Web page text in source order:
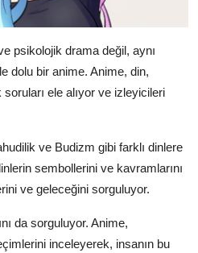
psikolojik drama değil, aynı
dolu bir anime. Anime, din,
ele alıyor ve izleyicileri
ve Budizm gibi farklı dinlere
sembollerini ve kavramlarını
ve geleceğini sorguluyor.
da sorguluyor. Anime,
inceleyerek, insanın bu